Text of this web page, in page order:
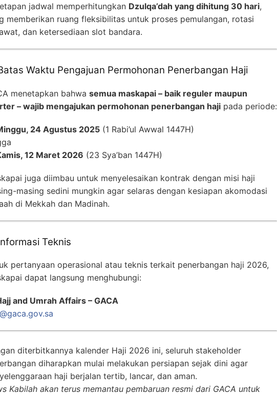
jadwal memperhitungkan Dzulqa’dah yang dihitung 30 hari,
memberikan ruang fleksibilitas untuk proses pemulangan, rotasi
dan ketersediaan slot bandara.
Waktu Pengajuan Permohonan Penerbangan Haji
menetapkan bahwa semua maskapai – baik reguler maupun
– wajib mengajukan permohonan penerbangan haji pada periode:
24 Agustus 2025 (1 Rabi’ul Awwal 1447H)
12 Maret 2026 (23 Sya’ban 1447H)
juga diimbau untuk menyelesaikan kontrak dengan misi haji
masing sedini mungkin agar selaras dengan kesiapan akomodasi
di Mekkah dan Madinah.
Teknis
pertanyaan operasional atau teknis terkait penerbangan haji 2026,
dapat langsung menghubungi:
and Umrah Affairs – GACA
diterbitkannya kalender Haji 2026 ini, seluruh stakeholder
diharapkan mulai melakukan persiapan sejak dini agar
haji berjalan tertib, lancar, dan aman.
Kabilah akan terus memantau pembaruan resmi dari GACA untuk